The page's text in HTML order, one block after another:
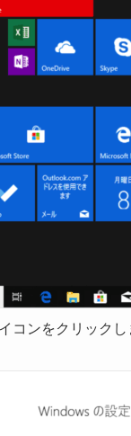
コンをクリックし